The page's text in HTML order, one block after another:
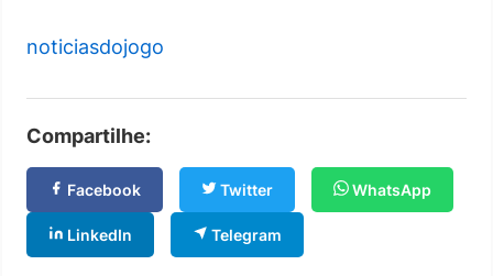
noticiasdojogo
Compartilhe:
Facebook Twitter WhatsApp
LinkedIn Telegram